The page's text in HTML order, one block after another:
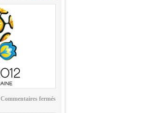
Commentaires fermés